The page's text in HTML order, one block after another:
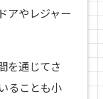
アやレジャー
を通じてさ
ることも小